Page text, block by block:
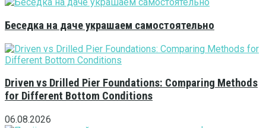
Беседка на даче украшаем самостоятельно
Driven vs Drilled Pier Foundations: Comparing Methods
for Different Bottom Conditions
06.08.2026